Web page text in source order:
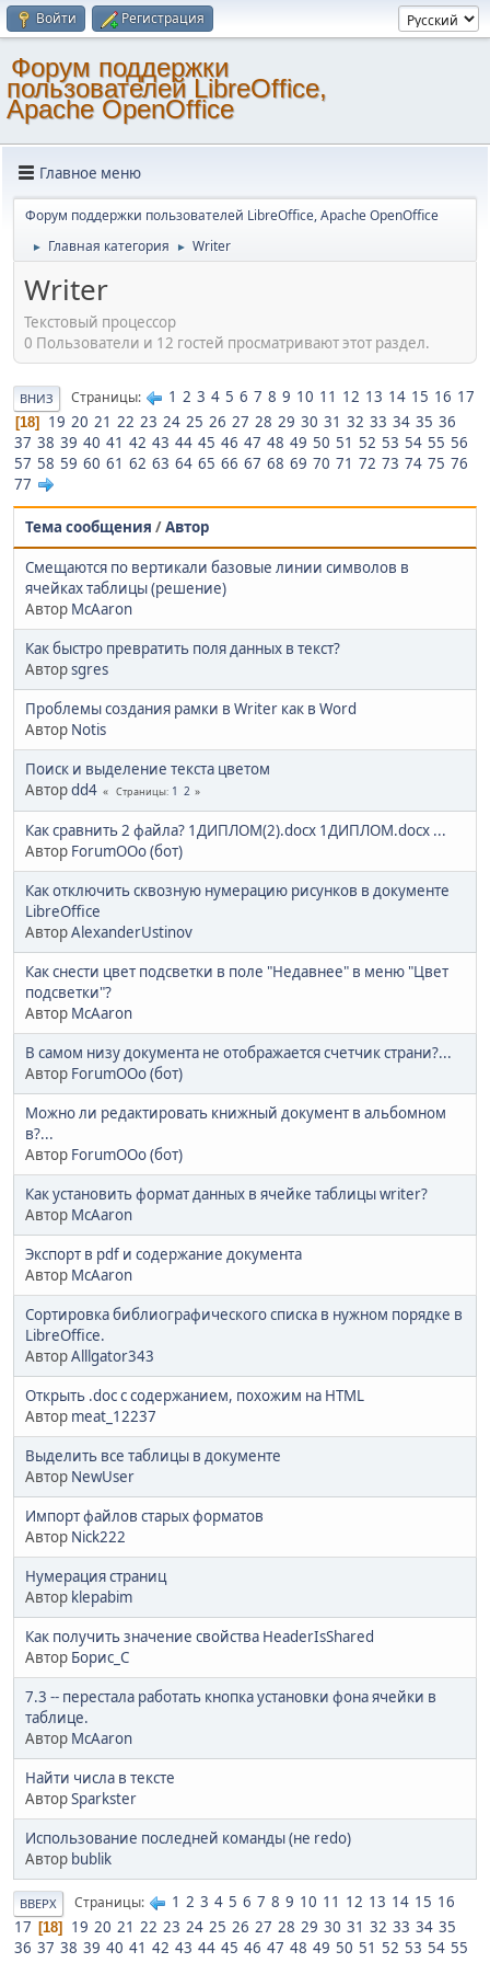
Войти Регистрация
Форум поддержки
пользователей LibreOffice,
Apache OpenOffice
Главное меню
Форум поддержки пользователей LibreOffice, Apache OpenOffice
► Главная категория ► Writer
Writer
Текстовый процессор
0 Пользователи и 12 гостей просматривают этот раздел.
ВНИЗ Страницы 1 2 3 4 5 6 7 8 9 10 11 12 13 14 15 16 17
18 19 20 21 22 23 24 25 26 27 28 29 30 31 32 33 34 35 36
37 38 39 40 41 42 43 44 45 46 47 48 49 50 51 52 53 54 55 56
57 58 59 60 61 62 63 64 65 66 67 68 69 70 71 72 73 74 75 76
77
Тема сообщения /Автор
Смещаются по вертикали базовые линии символов в
ячейках таблицы (решение)
Автор McAaron
Как быстро превратить поля данных в текст?
Авторsgres
Проблемы создания рамки в Writer как в Word
Автор Notis
Поиск и выделение текста цветом
Авторdd4 Страницы 1 2
Как сравнить 2 файла? 1ДИПЛОМ(2).docx 1ДИПЛОМ.docx ...
Автор ForumOOo (бот)
Как отключить сквозную нумерацию рисунков в документе
LibreOffice
АвторAlexanderUstinov
Как снести цвет подсветки в поле "Недавнее" в меню "Цвет
подсветки"?
Автор McAaron
В самом низу документа не отображается счетчик страни?...
Автор ForumOOo (бот)
Можно ли редактировать книжный документ в альбомном
в?...
Автор ForumOOo (бот)
Как установить формат данных в ячейке таблицы writer?
Автор McAaron
Экспорт в pdf и содержание документа
Автор McAaron
Сортировка библиографического списка в нужном порядке в
LibreOffice.
АвторAlllgator343
Открыть .doc с содержанием, похожим на HTML
Автор meat_12237
Выделить все таблицы в документе
Автор NewUser
Импорт файлов старых форматов
Автор Nick222
Нумерация страниц
Автор klepabim
Как получить значение свойства HeaderIsShared
Автор Борис_С
7.3 -- перестала работать кнопка установки фона ячейки в
таблице.
Автор McAaron
Найти числа в тексте
АвторSparkster
Использование последней команды (не redo)
Автор bublik
ВВЕРХ Страницы 1 2 3 4 5 6 7 8 9 10 11 12 13 14 15 16
17
18 19 20 21 22 23 24 25 26 27 28 29 30 31 32 33 34 35
36 37 38 39 40 41 42 43 44 45 46 47 48 49 50 51 52 53 54 55